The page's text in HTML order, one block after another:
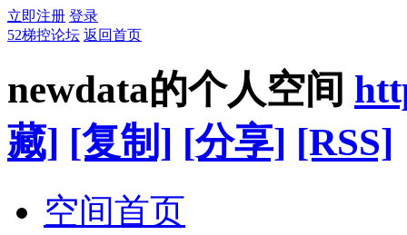
立即注册 登录
52梯控论坛 返回首页
newdata的个人空间
藏] [复制] [分享] [RSS]
空间首页